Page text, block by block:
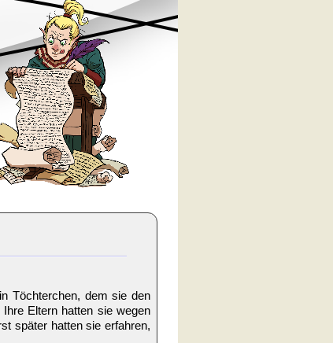
Töchterchen, dem sie den
Eltern hatten sie wegen
später hatten sie erfahren,